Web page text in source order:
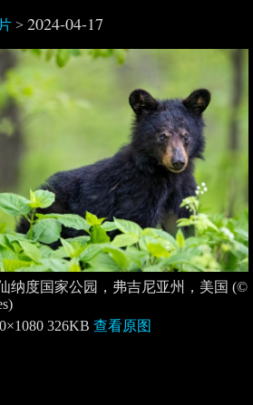
> 2024-04-17
纳度国家公园，弗吉尼亚州，美国 (©
326KB 查看原图